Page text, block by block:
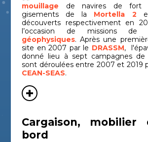
mouillage de navires de fort
gisements de la Mortella 2
découverts respectivement en
l’occasion de missions de
géophysiques. Après une
site en 2007 par le DRASSM,
donné lieu à sept campagnes de
sont déroulées entre 2007 et 2019
CEAN-SEAS.
Cargaison,
bord